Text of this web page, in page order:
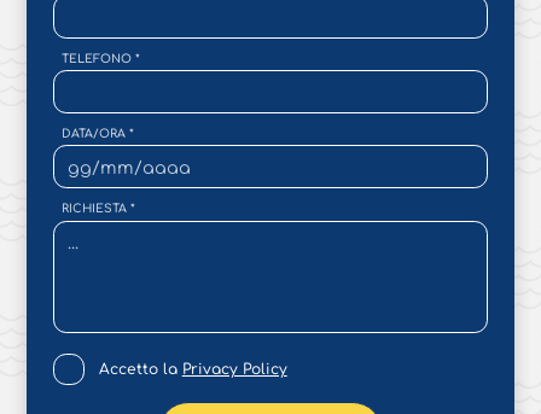
TELEFONO*
DATA/ORA*
RICHIESTA*
Accetto la Privacy Policy